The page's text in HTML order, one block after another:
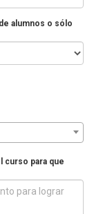
alumnos o sólo
curso para que